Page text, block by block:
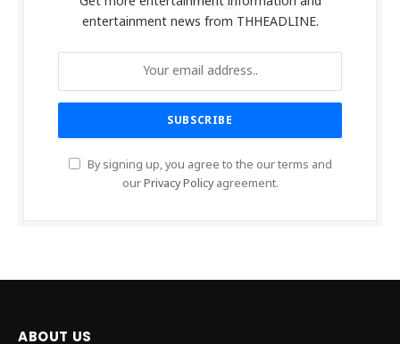
entertainment news from THHEADLINE.
By signing up, you agree to the our terms and
ourPrivacy Policyagreement.
ABOUT US